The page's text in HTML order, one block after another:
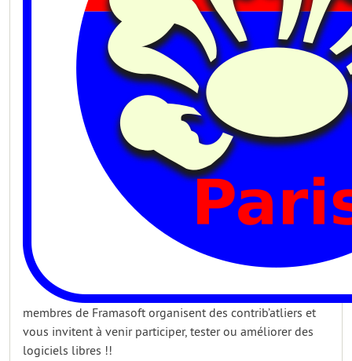
membres de Framasoft organisent des contrib’atliers et
vous invitent à venir participer, tester ou améliorer des
logiciels libres !!